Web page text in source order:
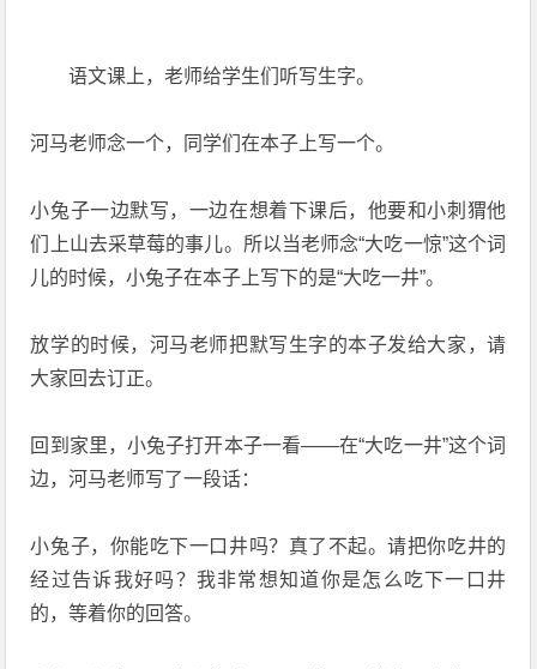
语文课上，老师给学生们听写生字。
河马老师念一个，同学们在本子上写一个。
小兔子一边默写，一边在想着下课后，他要和小刺猬他
们上山去采草莓的事儿。所以当老师念“大吃一惊”这个词
儿的时候，小兔子在本子上写下的是“大吃一井”。
放学的时候，河马老师把默写生字的本子发给大家，请
大家回去订正。
回到家里，小兔子打开本子一看——在“大吃一井”这个词
边，河马老师写了一段话：
小兔子，你能吃下一口井吗？真了不起。请把你吃井的
经过告诉我好吗？我非常想知道你是怎么吃下一口井
的，等着你的回答。